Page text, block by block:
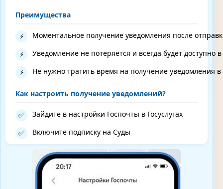
Преимущества
⚡ Моментальное получение уведомления после
⚡ Уведомление не потеряется и всегда будет доступно в
⚡ Не нужно тратить время на получение уведомления
Как настроить получение уведомлений?
✅ Зайдите в настройки Госпочты в Госуслугах
✅ Включите подписку на Суды